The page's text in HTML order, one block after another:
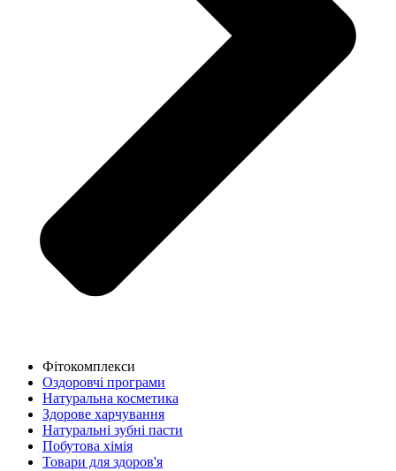
Фітокомплекси
Оздоровчі програми
Натуральна косметика
Здорове харчування
Натуральні зубні пасти
Побутова хімія
Товари для здоров'я